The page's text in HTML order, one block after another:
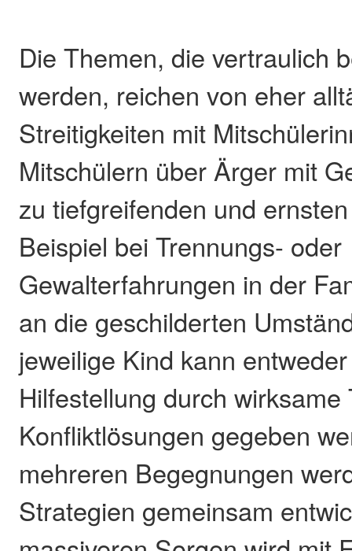
Die Themen, die vertraulich
werden, reichen von eher
Streitigkeiten mit
Mitschülern über Ärger mit
zu tiefgreifenden und
Beispiel bei Trennungs- oder
Gewalterfahrungen in der
an die geschilderten
jeweilige Kind kann
Hilfestellung durch wirksame
Konfliktlösungen gegeben
mehreren Begegnungen
Strategien gemeinsam